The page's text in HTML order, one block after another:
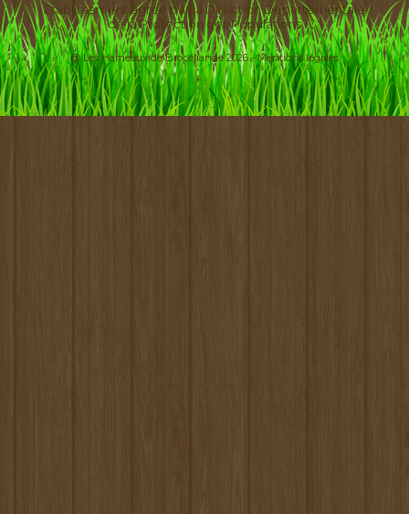
Etablissement agréé par la Direction Départementale
de la Protection des Populations
@ Les Hameaux de Brocéliande 2026 -Mentions légales